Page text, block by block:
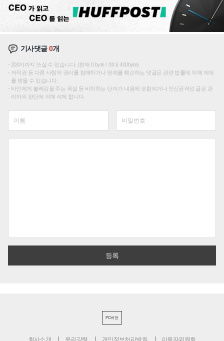
기사댓글0개
200자까지 쓰실 수 있습니다. (현재 0 byte / 최대 400byte)
저작권 등 다른 사람의 권리를 침해하거나 명예를 훼손하는 댓글은 관련 법률에 의해 제재
를 받을 수 있습니다.
타인에게 불쾌감을 주는 욕설 등 비하하는 단어가 내용에 포함되거나 인신공격성 글은 관
리자의 판단에 의해 삭제 합니다.
PC버전